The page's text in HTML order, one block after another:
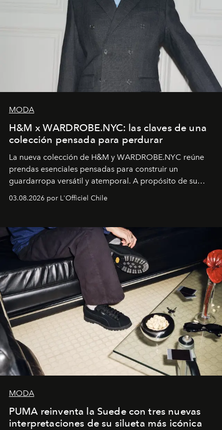
MODA
H&M x WARDROBE.NYC: las claves de una
colección pensada para perdurar
La nueva colección de H&M y WARDROBE.NYC reúne
prendas esenciales pensadas para construir un
guardarropa versátil y atemporal. A propósito de su
lanzamiento, los fundadores de la firma neoyorquina y
la asesora creativa y jefa de diseño global de la marca
y la filosofía detrás de la propuesta.
03.08.2026 por L'Officiel Chile
MODA
PUMA reinventa la Suede con tres nuevas
interpretaciones de su silueta más icónica